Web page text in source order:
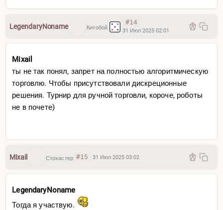
LegendaryNoname Китобой
#14
31 Июл 2025 02:01
Mixail
ты не так понял, запрет на полностью алгоритмическую
торговлю. Чтобы присутствовали дискреционные
решения. Турнир для ручной торговли, короче, роботы
не в почете)
Mixail Стохастер #15 31 Июл 2025 03:02
LegendaryNoname
Тогда я участвую.